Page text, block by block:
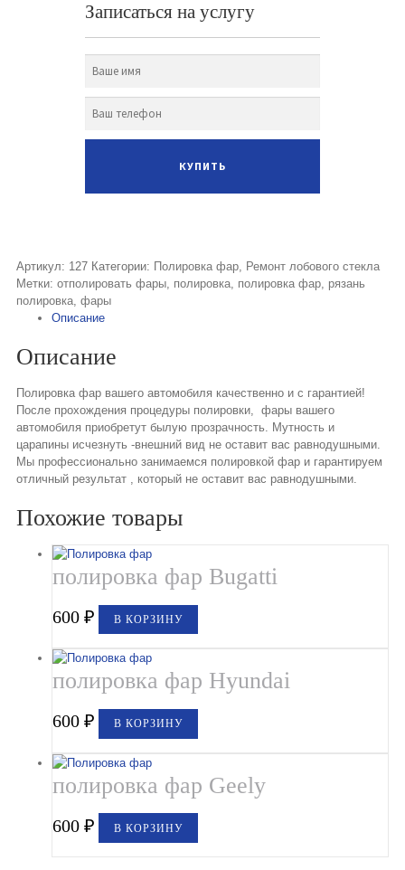
Записаться на услугу
Артикул: 127 Категории: Полировка фар, Ремонт лобового стекла
Метки:отполировать фары, полировка, полировка фар, рязань
полировка,фары
Описание
Описание
Полировка фар вашего автомобиля качественно и с гарантией!
После прохождения процедуры полировки, фары вашего
автомобиля приобретут былую прозрачность. Мутность и
царапины исчезнуть -внешний вид не оставит вас равнодушными.
Мы профессионально занимаемся полировкой фар и гарантируем
отличный результат , который не оставит вас равнодушными.
Похожие товары
полировка фар Bugatti
600₽ В КОРЗИНУ
полировка фар Hyundai
600₽ В КОРЗИНУ
полировка фар Geely
600₽ В КОРЗИНУ